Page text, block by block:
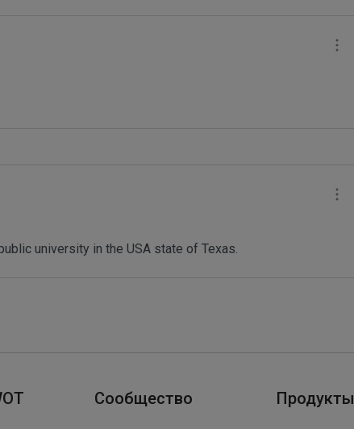
university in the USA state of Texas.
Сообщество Продукты